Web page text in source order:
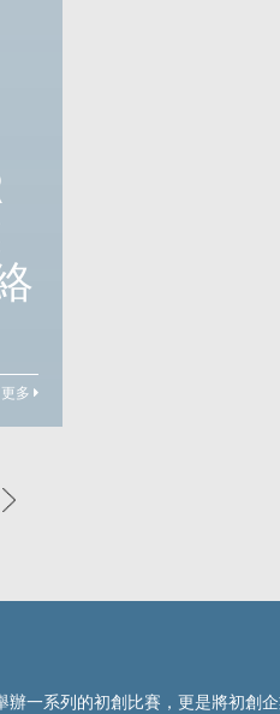
更多
一系列的初創比賽，更是將初創